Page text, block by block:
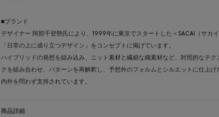
■ブランド
デザイナー 阿部千登勢氏により、1999年に東京でスタートした＜SACAI（サカイ
「日常の上に成り立つデザイン」をコンセプトに掲げています。
ハイブリッドの発想を組み込み、ニット素材と繊細な織素材など、対照的なテク
クを組み合わせ、パターンを再解釈し、予想外のフォルムとシルエットに仕上げ
内外を問わず支持されています。
商品詳細